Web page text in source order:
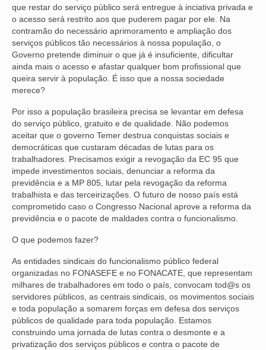
ANALISTAS JUDICIÁRIOS
ACESSIBILIDADE E INCLUSÃO
LGBTQIA+
OFICIAIS DE JUSTIÇA
SAÚDE
SOLIDARIEDADE
TÉCNICOS JUDICIÁRIOS
TECNOLOGIA DA INFORMAÇÃO
que restar do serviço público será entregue à inciativa privada e
o acesso será restrito aos que puderem pagar por ele. Na
contramão do necessário aprimoramento e ampliação dos
serviços públicos tão necessários à nossa população, o
Governo pretende diminuir o que já é insuficiente, dificultar
ainda mais o acesso e afastar qualquer bom profissional que
queira servir à população. É isso que a nossa sociedade
merece?
Por isso a população brasileira precisa se levantar em defesa
do serviço público, gratuito e de qualidade. Não podemos
aceitar que o governo Temer destrua conquistas sociais e
democráticas que custaram décadas de lutas para os
trabalhadores. Precisamos exigir a revogação da EC 95 que
impede investimentos sociais, denunciar a reforma da
previdência e a MP 805, lutar pela revogação da reforma
trabalhista e das terceirizações. O futuro de nosso país está
comprometido caso o Congresso Nacional aprove a reforma da
previdência e o pacote de maldades contra o funcionalismo.
O que podemos fazer?
As entidades sindicais do funcionalismo público federal
organizadas no FONASEFE e no FONACATE, que representam
milhares de trabalhadores em todo o país, convocam tod@s os
servidores públicos, as centrais sindicais, os movimentos sociais
e toda população a somarem forças em defesa dos serviços
públicos de qualidade para toda população. Estamos
construindo uma jornada de lutas contra o desmonte e a
privatização dos serviços públicos e contra o pacote de